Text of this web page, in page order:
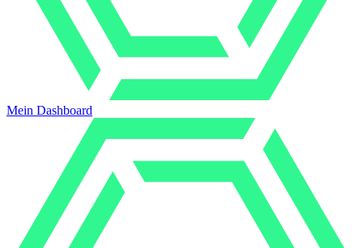
Mein Dashboard